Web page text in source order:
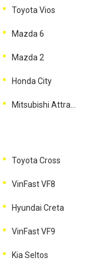
Toyota Vios
Mazda 6
Mazda 2
Honda City
Mitsubishi Attrage
Toyota Cross
VinFast VF8
Hyundai Creta
VinFast VF9
Kia Seltos